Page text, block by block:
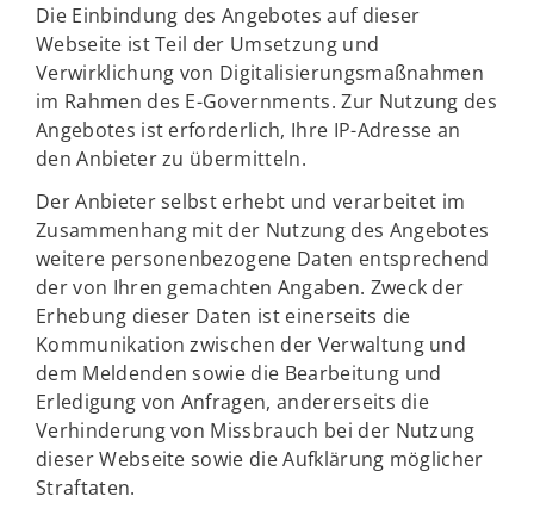
Die Einbindung des Angebotes auf dieser
Webseite ist Teil der Umsetzung und
Verwirklichung von Digitalisierungsmaßnahmen
im Rahmen des E-Governments. Zur Nutzung des
Angebotes ist erforderlich, Ihre IP-Adresse an
den Anbieter zu übermitteln.
Der Anbieter selbst erhebt und verarbeitet im
Zusammenhang mit der Nutzung des Angebotes
weitere personenbezogene Daten entsprechend
der von Ihren gemachten Angaben. Zweck der
Erhebung dieser Daten ist einerseits die
Kommunikation zwischen der Verwaltung und
dem Meldenden sowie die Bearbeitung und
Erledigung von Anfragen, andererseits die
Verhinderung von Missbrauch bei der Nutzung
dieser Webseite sowie die Aufklärung möglicher
Straftaten.